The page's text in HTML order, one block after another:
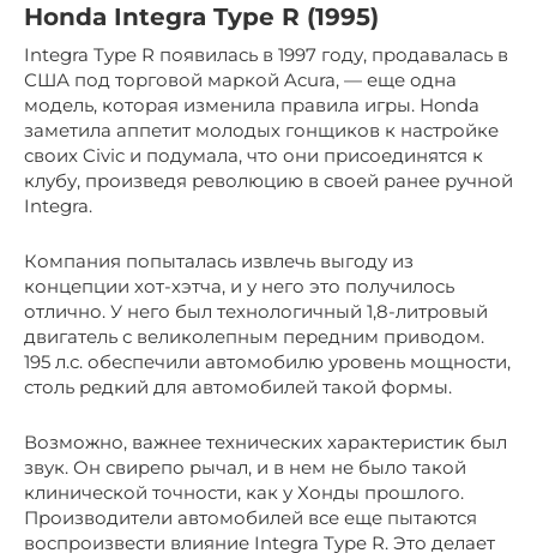
Honda Integra Type R (1995)
Integra Type R появилась в 1997 году, продавалась в
США под торговой маркой Acura, — еще одна
модель, которая изменила правила игры. Honda
заметила аппетит молодых гонщиков к настройке
своих Civic и подумала, что они присоединятся к
клубу, произведя революцию в своей ранее ручной
Integra.
Компания попыталась извлечь выгоду из
концепции хот-хэтча, и у него это получилось
отлично. У него был технологичный 1,8-литровый
двигатель с великолепным передним приводом.
195 л.с. обеспечили автомобилю уровень мощности,
столь редкий для автомобилей такой формы.
Возможно, важнее технических характеристик был
звук. Он свирепо рычал, и в нем не было такой
клинической точности, как у Хонды прошлого.
Производители автомобилей все еще пытаются
воспроизвести влияние Integra Type R. Это делает